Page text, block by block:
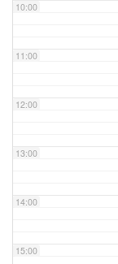
10:00
11:00
12:00
13:00
14:00
15:00